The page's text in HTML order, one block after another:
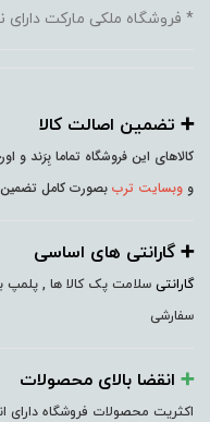
* فروشگاه ملکی مارکت
➕️ تضمین اصالت کالا
کالاهای این فروشگاه تماما بِرَند
و وبسایت ترب بصورت کامل
➕️ گارانتی های اساسی
گارانتی سلامت پک کالا ها , پلمپ
سفارشی
➕️ انقضا بالای محصولات
اکثریت محصولات فروشگاه دارای